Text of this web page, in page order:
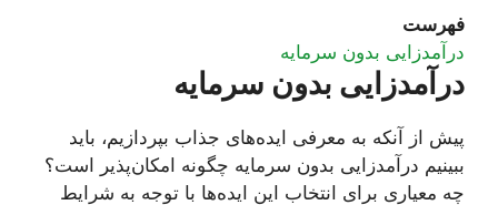
فهرست
درآمدزایی بدون سرمایه
درآمدزایی بدون سرمایه
پیش از آنکه به معرفی ایده‌های جذاب بپردازیم، باید
ببینیم درآمدزایی بدون سرمایه چگونه امکان‌پذیر است؟
چه معیاری برای انتخاب این ایده‌ها با توجه به شرایط